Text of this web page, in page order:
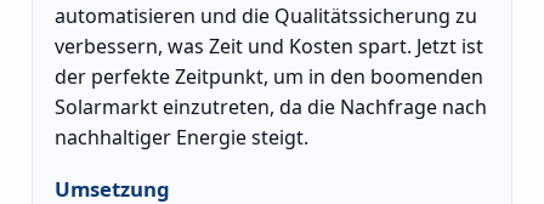
automatisieren und die Qualitätssicherung zu
verbessern, was Zeit und Kosten spart. Jetzt ist
der perfekte Zeitpunkt, um in den boomenden
Solarmarkt einzutreten, da die Nachfrage nach
nachhaltiger Energie steigt.
Umsetzung